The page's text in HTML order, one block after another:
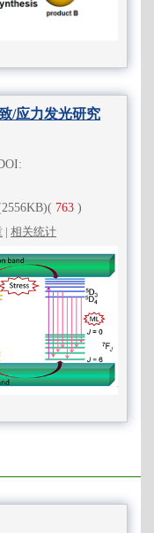
/应力发光研究
( 763 )
| 相关统计